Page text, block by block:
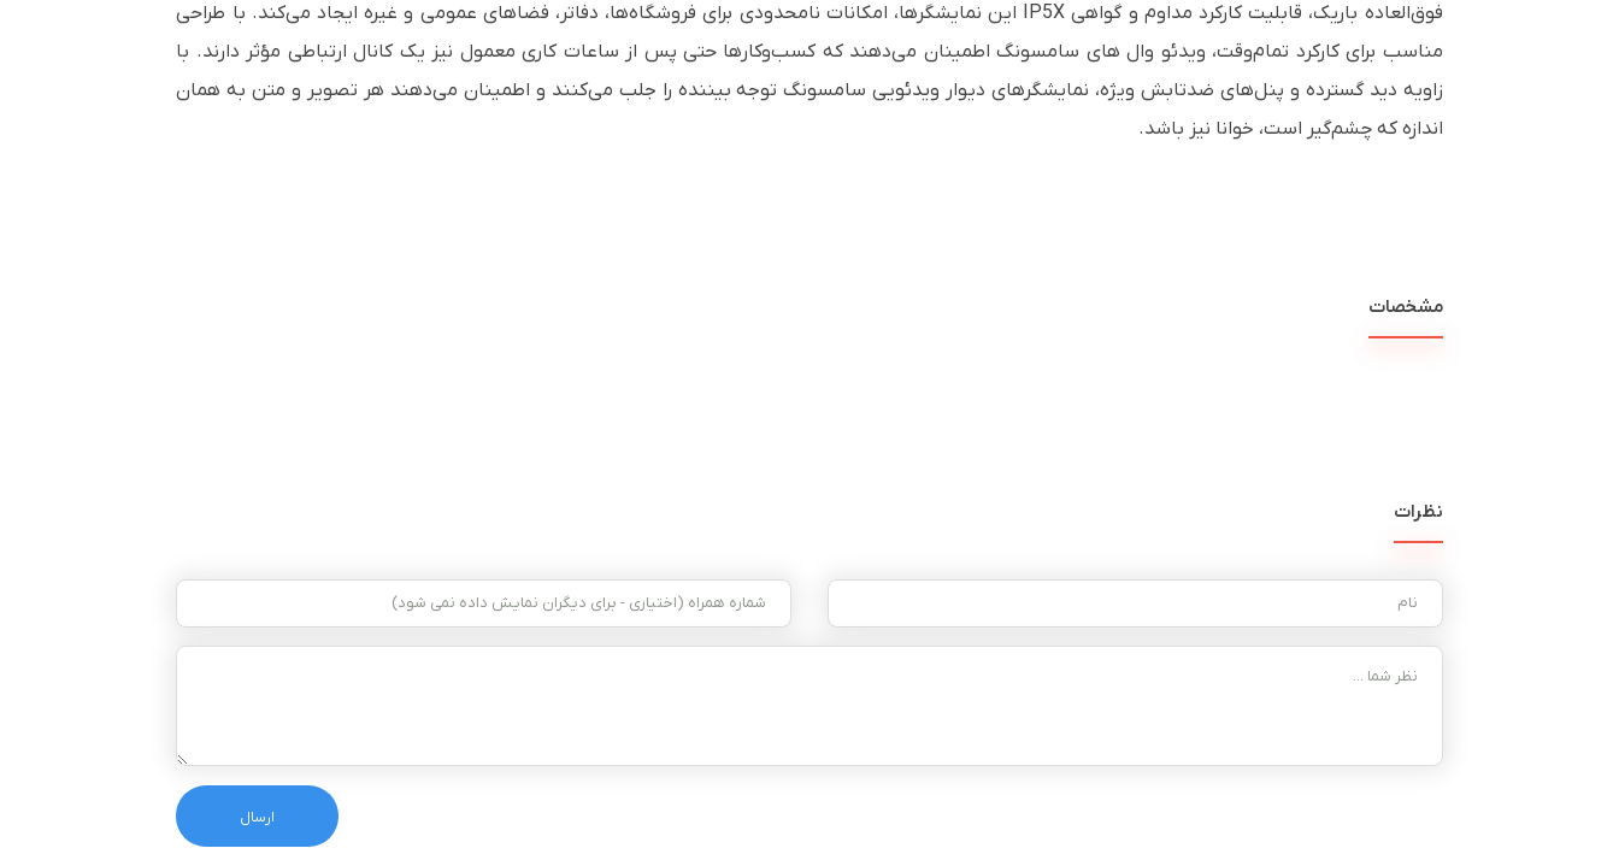
فوق‌العاده باریک، قابلیت کارکرد مداوم و گواهی IP5X این نمایشگرها، امکانات نامحدودی برای فروشگاه‌ها، دفاتر، فضاهای عمومی و غیره ایجاد می‌کند. با طراحی
مناسب برای کارکرد تمام‌وقت، ویدئو وال های سامسونگ اطمینان می‌دهند که کسب‌وکارها حتی پس از ساعات کاری معمول نیز یک کانال ارتباطی مؤثر دارند. با
زاویه دید گسترده و پنل‌های ضدتابش ویژه، نمایشگرهای دیوار ویدئویی سامسونگ توجه بیننده را جلب می‌کنند و اطمینان می‌دهند هر تصویر و متن به همان
اندازه که چشم‌گیر است، خوانا نیز باشد.
مشخصات
نظرات